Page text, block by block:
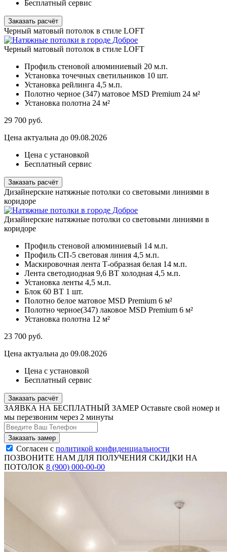
Бесплатный сервис
Заказать расчёт
Черный матовый потолок в стиле LOFT
Черный матовый потолок в стиле LOFT
Профиль стеновой алюминиевый 20 м.п.
Установка точечных светильников 10 шт.
Установка рейлинга 4,5 м.п.
Полотно черное (347) матовое MSD Premium 24 м²
Установка полотна 24 м²
29 700 руб.
Цена актуальна до 09.08.2026
Цена с установкой
Бесплатный сервис
Заказать расчёт
Дизайнерские натяжные потолки со световыми линиями в
коридоре
Дизайнерские натяжные потолки со световыми линиями в
коридоре
Профиль стеновой алюминиевый 14 м.п.
Профиль СП-5 световая линия 4,5 м.п.
Маскировочная лента Т-образная белая 14 м.п.
Лента светодиодная 9,6 ВТ холодная 4,5 м.п.
Установка ленты 4,5 м.п.
Блок 60 ВТ 1 шт.
Полотно белое матовое MSD Premium 6 м²
Полотно черное(347) лаковое MSD Premium 6 м²
Установка полотна 12 м²
23 700 руб.
Цена актуальна до 09.08.2026
Цена с установкой
Бесплатный сервис
Заказать расчёт
ЗАЯВКА НА БЕСПЛАТНЫЙ ЗАМЕР Оставьте свой номер и
мы перезвоним через 2 минуты
Согласен с политикой конфиденциальности
ПОЗВОНИТЕ НАМ ДЛЯ ПОЛУЧЕНИЯ СКИДКИ НА
ПОТОЛОК 8 (900) 000-00-00